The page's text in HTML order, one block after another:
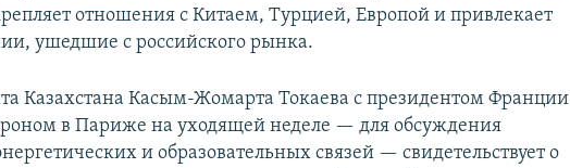
отношения с Китаем, Турцией, Европой и привлекает
ушедшие с российского рынка.
Казахстана Касым-Жомарта Токаева с президентом Франции
в Париже на уходящей неделе — для обсуждения
и образовательных связей — свидетельствует о